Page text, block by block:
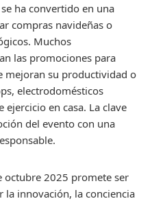
ha convertido en una
compras navideñas o
Muchos
las promociones para
mejoran su productividad o
electrodomésticos
en casa. La clave
del evento con una
octubre 2025 promete ser
la innovación, la conciencia